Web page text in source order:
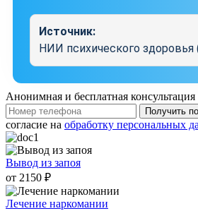
Источник:
НИИ психического
Анонимная и бесплатная
Получить
согласие на обработку персональных
Вывод из запоя
от 2150 ₽
Лечение наркомании